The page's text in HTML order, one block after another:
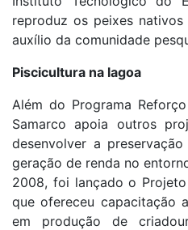
reproduz os peixes
auxílio da comunidade
Piscicultura na lagoa
Além do Programa
Samarco apoia outros
desenvolver a
geração de renda no
2008, foi lançado o
que ofereceu capacitação
em produção de